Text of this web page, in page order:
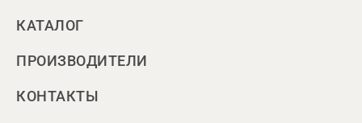
КАТАЛОГ
ПРОИЗВОДИТЕЛИ
КОНТАКТЫ